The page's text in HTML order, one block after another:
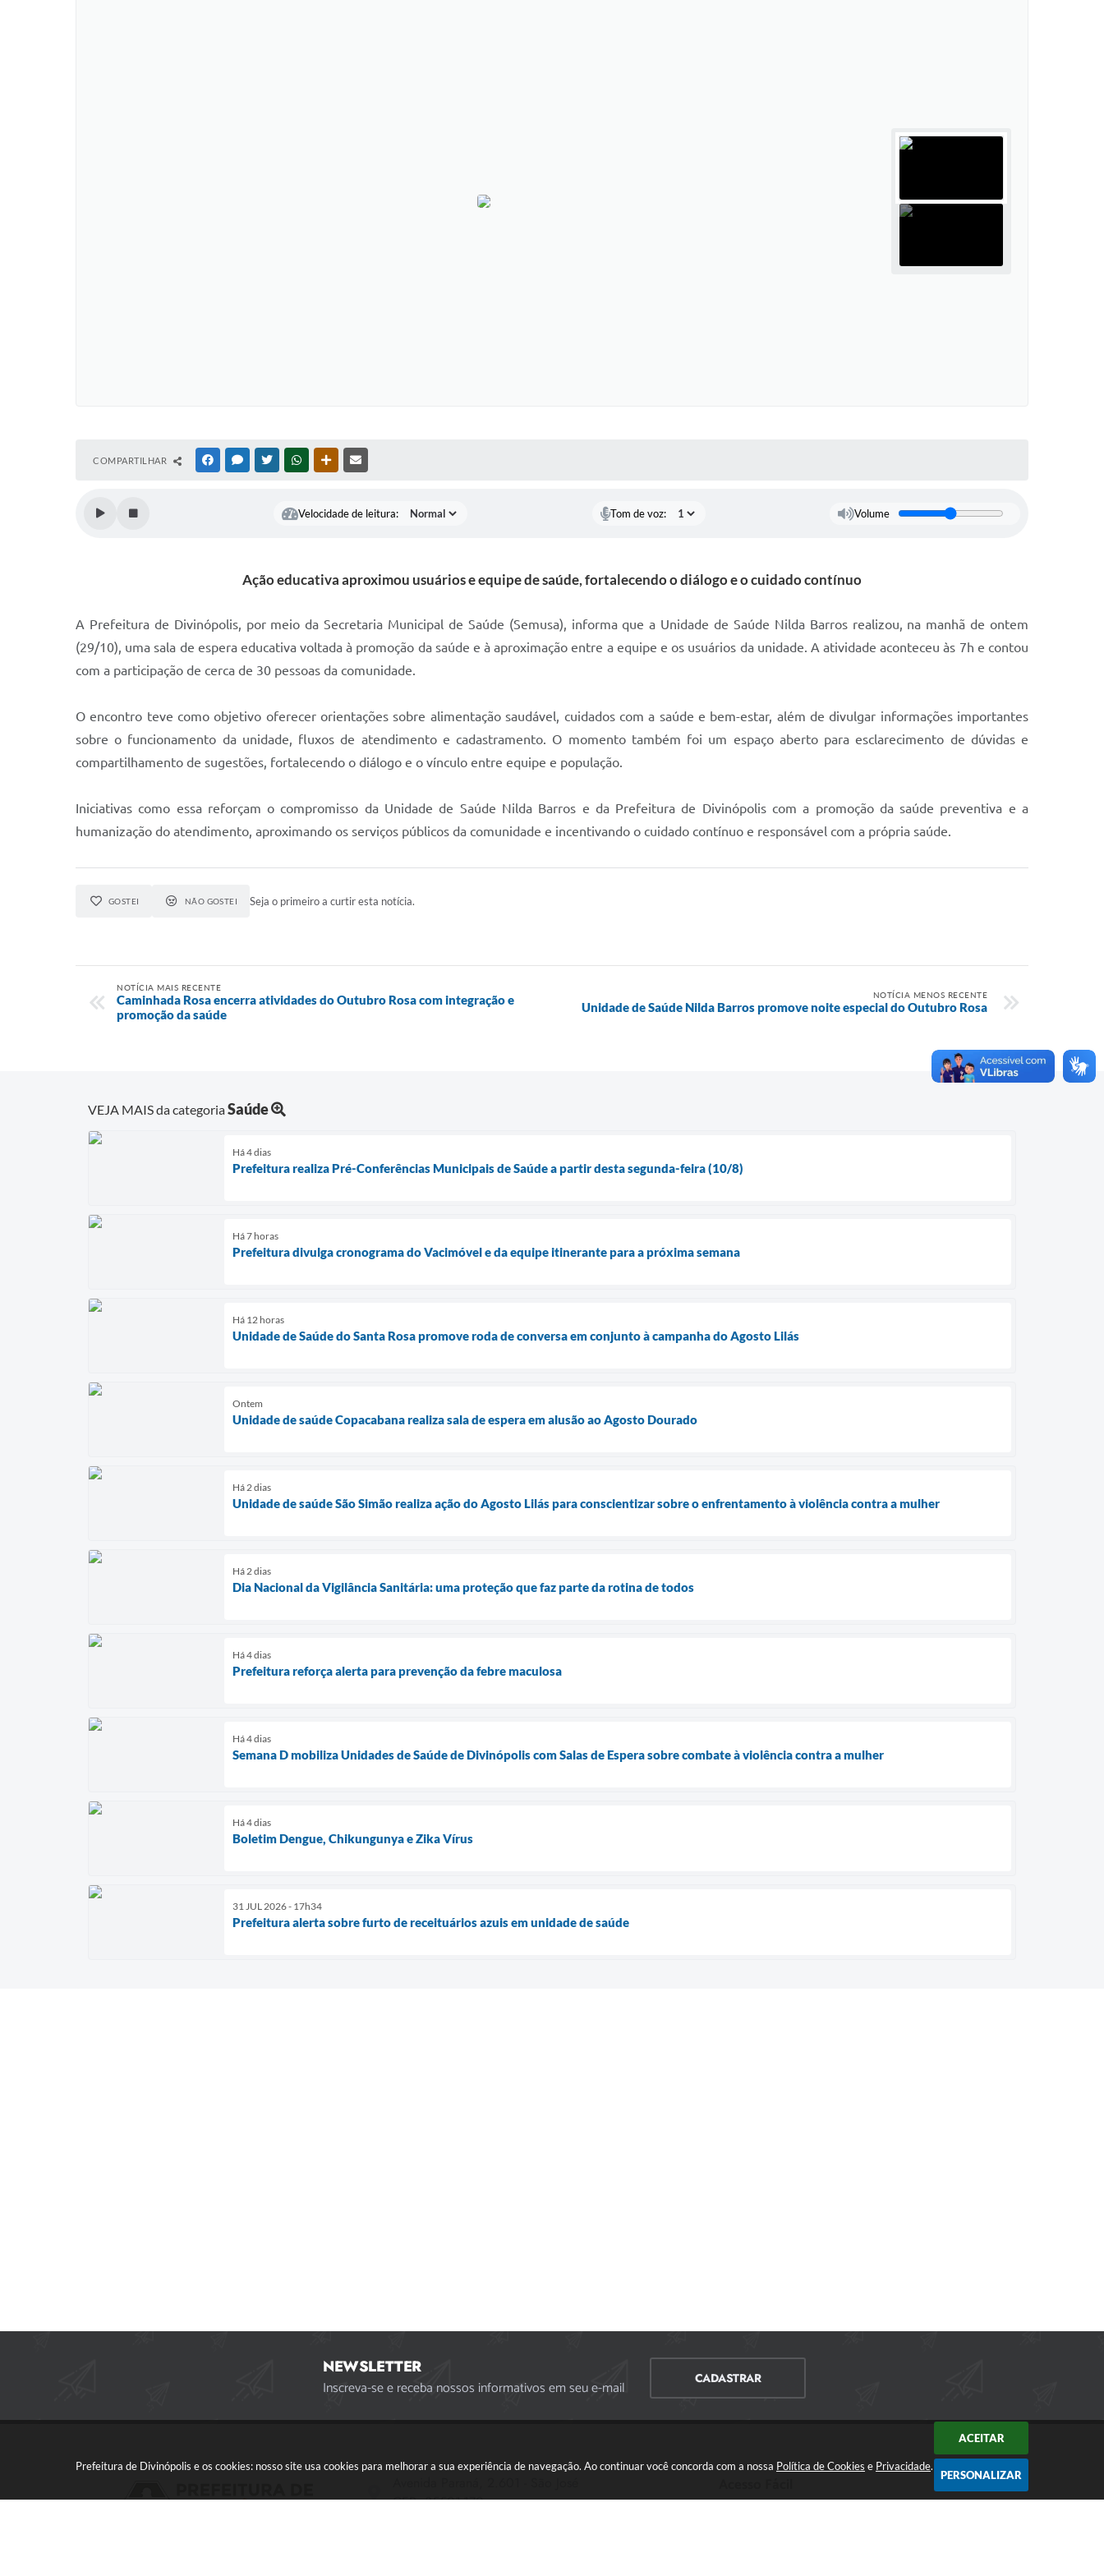
Prefeitura de Divinópolis e os cookies: nosso site usa cookies para melhorar a sua experiência de navegação. Ao continuar você concorda com a nossa Política de Cookies e Privacidade.
ACEITAR
PERSONALIZAR
COMPARTILHAR FACEBOOKMESSENGER
TWITTERWHATSAPPOUTRAS MÍDIAS
Velocidade de leitura: Tom de voz: Volume
Ação educativa aproximou usuários e equipe de saúde, fortalecendo o diálogo e o cuidado contínuo
A Prefeitura de Divinópolis, por meio da Secretaria Municipal de Saúde (Semusa), informa que a Unidade de Saúde Nilda Barros realizou, na manhã de ontem
(29/10), uma sala de espera educativa voltada à promoção da saúde e à aproximação entre a equipe e os usuários da unidade. A atividade aconteceu às 7h e contou
com a participação de cerca de 30 pessoas da comunidade.
O encontro teve como objetivo oferecer orientações sobre alimentação saudável, cuidados com a saúde e bem-estar, além de divulgar informações importantes
sobre o funcionamento da unidade, fluxos de atendimento e cadastramento. O momento também foi um espaço aberto para esclarecimento de dúvidas e
compartilhamento de sugestões, fortalecendo o diálogo e o vínculo entre equipe e população.
Iniciativas como essa reforçam o compromisso da Unidade de Saúde Nilda Barros e da Prefeitura de Divinópolis com a promoção da saúde preventiva e a
humanização do atendimento, aproximando os serviços públicos da comunidade e incentivando o cuidado contínuo e responsável com a própria saúde.
GOSTEI NÃO GOSTEI Seja o primeiro a curtir esta notícia.
NOTÍCIA MAIS RECENTE
Caminhada Rosa encerra atividades do Outubro Rosa com integração e
promoção da saúde
NOTÍCIA MENOS RECENTE
Unidade de Saúde Nilda Barros promove noite especial do Outubro Rosa
VEJA MAIS da categoriaSaúde
Há 4 dias
Prefeitura realiza Pré-Conferências Municipais de Saúde a partir desta segunda-feira (10/8)
Há 7 horas
Prefeitura divulga cronograma do Vacimóvel e da equipe itinerante para a próxima semana
Há 12 horas
Unidade de Saúde do Santa Rosa promove roda de conversa em conjunto à campanha do Agosto Lilás
Ontem
Unidade de saúde Copacabana realiza sala de espera em alusão ao Agosto Dourado
Há 2 dias
Unidade de saúde São Simão realiza ação do Agosto Lilás para conscientizar sobre o enfrentamento à violência contra a mulher
Há 2 dias
Dia Nacional da Vigilância Sanitária: uma proteção que faz parte da rotina de todos
Há 4 dias
Prefeitura reforça alerta para prevenção da febre maculosa
Há 4 dias
Semana D mobiliza Unidades de Saúde de Divinópolis com Salas de Espera sobre combate à violência contra a mulher
Há 4 dias
Boletim Dengue, Chikungunya e Zika Vírus
31 JUL 2026 - 17h34
Prefeitura alerta sobre furto de receituários azuis em unidade de saúde
NEWSLETTER
Inscreva-se e receba nossos informativos em seu e-mail CADASTRAR
CEP: 35501-170